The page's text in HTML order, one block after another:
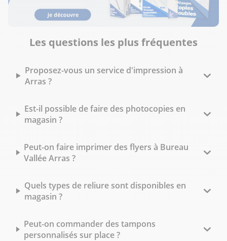
Les questions les plus fréquentes
Proposez-vous un service d'impression à
Arras ?
Est-il possible de faire des photocopies en
magasin ?
Peut-on faire imprimer des flyers à Bureau
Vallée Arras ?
Quels types de reliure sont disponibles en
magasin ?
Peut-on commander des tampons
personnalisés sur place ?